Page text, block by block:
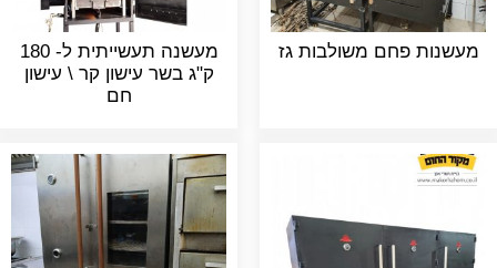
מעשנות פחם משולבות גז
מעשנה תעשייתית ל- 180
ק"ג בשר עישון קר \ עישון
חם